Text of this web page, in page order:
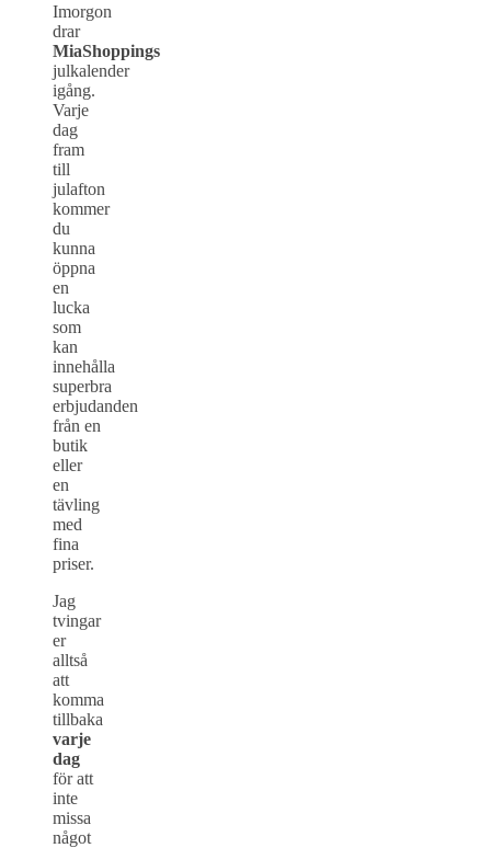
Imorgon
drar
MiaShoppings
julkalender
igång.
Varje
dag
fram
till
julafton
kommer
du
kunna
öppna
en
lucka
som
kan
innehålla
superbra
erbjudanden
från en
butik
eller
en
tävling
med
fina
priser.
Jag
tvingar
er
alltså
att
komma
tillbaka
varje
dag
för att
inte
missa
något